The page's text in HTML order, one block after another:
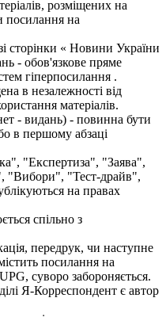
розміщених на
посилання на
сторінки « Новини України
- обов'язкове пряме
гіперпосилання .
в незалежності від
матеріалів.
- видань) - повинна бути
в першому абзаці
"Експертиза", "Заява",
"Вибори", "Тест-драйв",
на правах
спільно з
передрук, чи наступне
посилання на
суворо забороняється.
Я-Корреспондент є автор